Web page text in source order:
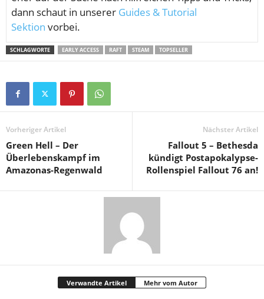
dann schaut in unserer Guides & Tutorial
Sektion vorbei.
SCHLAGWORTE EARLY ACCESS RAFT STEAM TOPSELLER
Vorheriger Artikel
Green Hell – Der
Überlebenskampf im
Amazonas-Regenwald
Nächster Artikel
Fallout 5 – Bethesda
kündigt Postapokalypse-
Rollenspiel Fallout 76 an!
Verwandte Artikel Mehr vom Autor